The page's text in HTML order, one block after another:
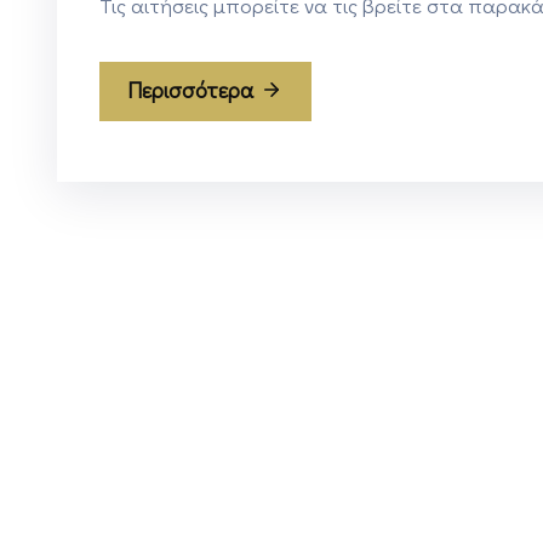
Τις αιτήσεις μπορείτε να τις βρείτε στα
Περισσότερα